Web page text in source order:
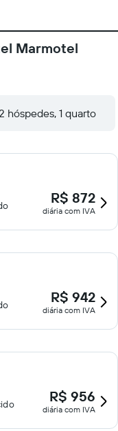
Marmotel
hóspedes, 1 quarto
R$ 872
diária com IVA
R$ 942
diária com IVA
R$ 956
diária com IVA